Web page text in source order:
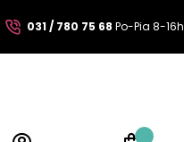
031 / 780 75 68 Po-Pia 8-16h